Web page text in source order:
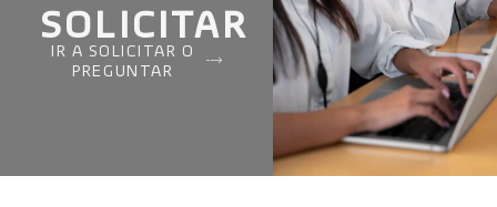
SOLICITAR
IR A SOLICITAR O
PREGUNTAR